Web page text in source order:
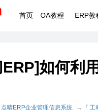
首页 OA教程 ERP教
ERP]如何利
点晴ERP企业管理信息系统 → 『 工